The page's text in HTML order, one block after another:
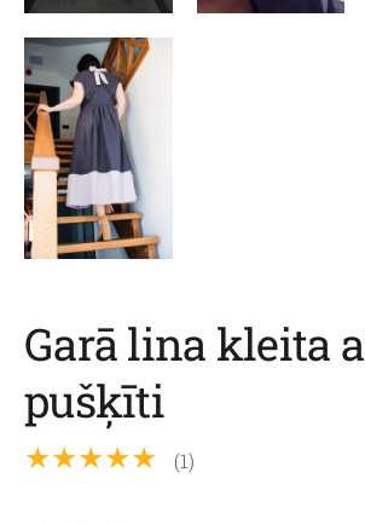
Garā lina kleita
pušķīti
★★★★★ (1)